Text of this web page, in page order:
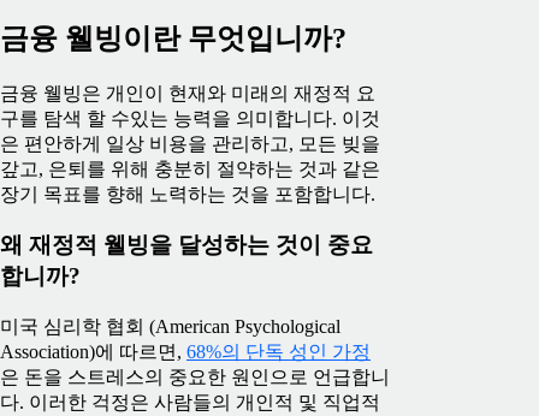
금융 웰빙이란 무엇입니까?
금융 웰빙은 개인이 현재와 미래의 재정적 요
구를 탐색 할 수있는 능력을 의미합니다. 이것
은 편안하게 일상 비용을 관리하고, 모든 빚을
갚고, 은퇴를 위해 충분히 절약하는 것과 같은
장기 목표를 향해 노력하는 것을 포함합니다.
왜 재정적 웰빙을 달성하는 것이 중요
합니까?
미국 심리학 협회 (American Psychological
Association)에 따르면, 68%의 단독 성인 가정
은 돈을 스트레스의 중요한 원인으로 언급합니
다. 이러한 걱정은 사람들의 개인적 및 직업적